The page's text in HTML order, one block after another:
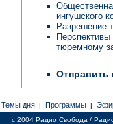
ингушского
Разрешение
тюремному
Отправить
Темы дня | Программы |
c 2004 Радио Свобода /